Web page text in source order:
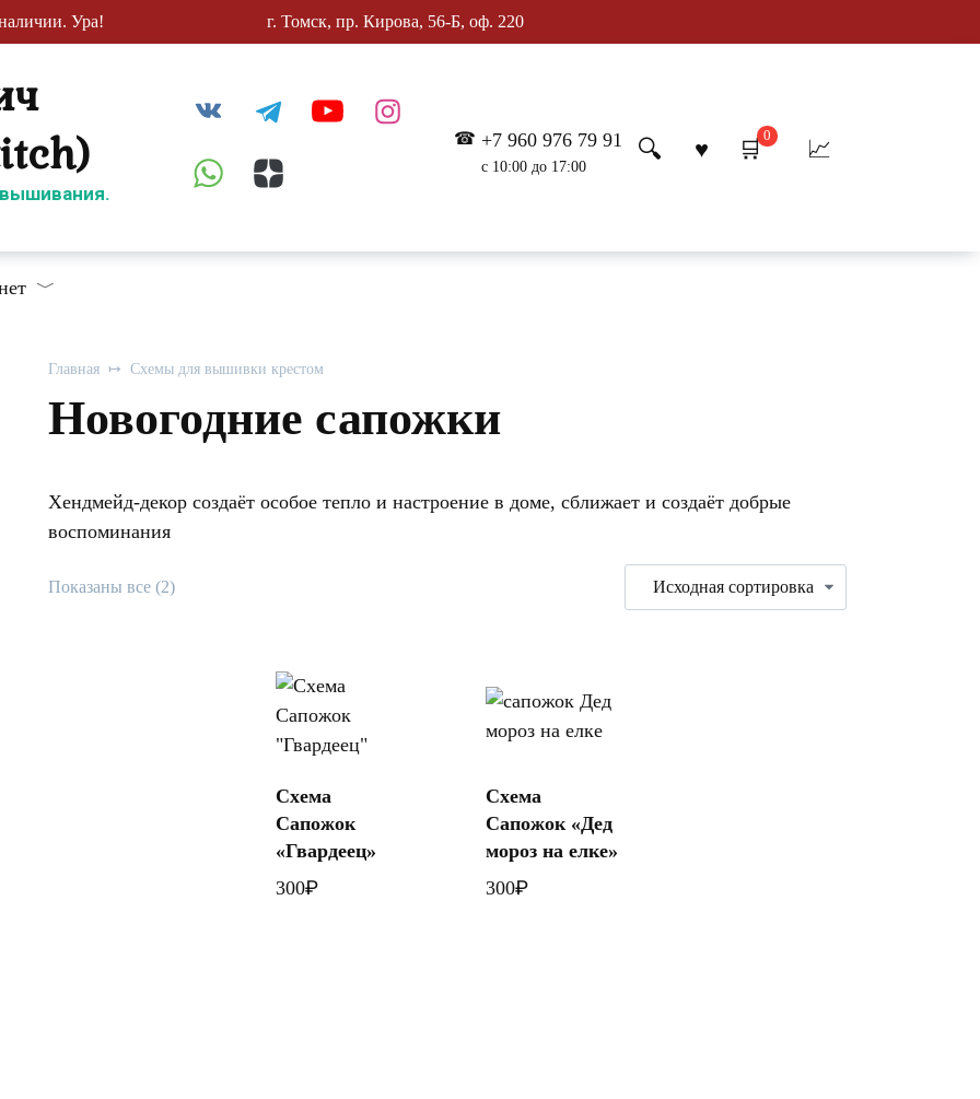
Ура! г. Томск, пр. Кирова, 56-Б, оф. 220
+7 960 976 79 91
с 10:00 до 17:00
0
Главная Схемы для вышивки крестом
Новогодние сапожки
Хендмейд-декор создаёт особое тепло и настроение в доме, сближает и создаёт добрые
воспоминания
Показаны все (2)
корзину
Схема
Сапожок
«Гвардеец»
300₽
Схема
Сапожок «Дед
мороз на елке»
300₽